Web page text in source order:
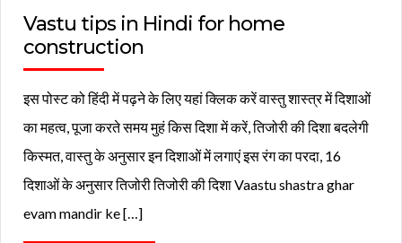
Vastu tips in Hindi for home
construction
इस पोस्ट को हिंदी में पढ़ने के लिए यहां क्लिक करें वास्तु शास्त्र में दिशाओं
का महत्व, पूजा करते समय मुहं किस दिशा में करें, तिजोरी की दिशा बदलेगी
किस्मत, वास्तु के अनुसार इन दिशाओं में लगाएं इस रंग का परदा, 16
दिशाओं के अनुसार तिजोरी तिजोरी की दिशा Vaastu shastra ghar
evam mandir ke […]